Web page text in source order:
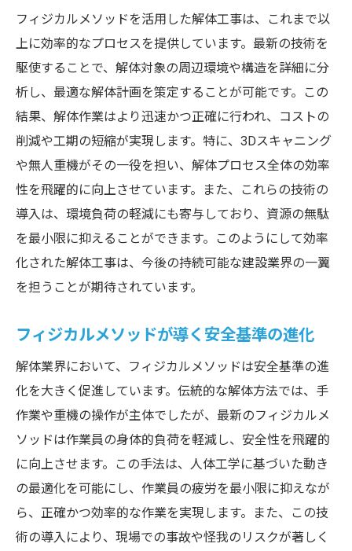
フィジカルメソッドを活用した解体工事は、これまで以
上に効率的なプロセスを提供しています。最新の技術を
駆使することで、解体対象の周辺環境や構造を詳細に分
析し、最適な解体計画を策定することが可能です。この
結果、解体作業はより迅速かつ正確に行われ、コストの
削減や工期の短縮が実現します。特に、3Dスキャニング
や無人重機がその一役を担い、解体プロセス全体の効率
性を飛躍的に向上させています。また、これらの技術の
導入は、環境負荷の軽減にも寄与しており、資源の無駄
を最小限に抑えることができます。このようにして効率
化された解体工事は、今後の持続可能な建設業界の一翼
を担うことが期待されています。
フィジカルメソッドが導く安全基準の進化
解体業界において、フィジカルメソッドは安全基準の進
化を大きく促進しています。伝統的な解体方法では、手
作業や重機の操作が主体でしたが、最新のフィジカルメ
ソッドは作業員の身体的負荷を軽減し、安全性を飛躍的
に向上させます。この手法は、人体工学に基づいた動き
の最適化を可能にし、作業員の疲労を最小限に抑えなが
ら、正確かつ効率的な作業を実現します。また、この技
術の導入により、現場での事故や怪我のリスクが著しく